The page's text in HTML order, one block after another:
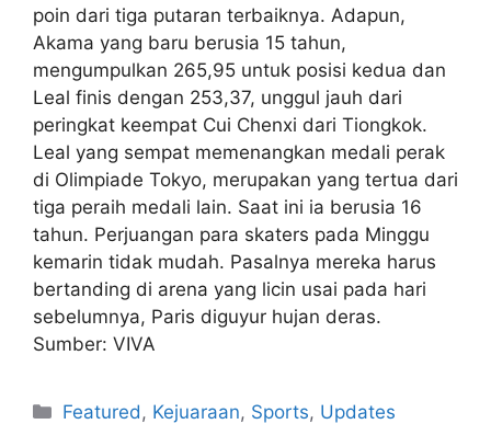
poin dari tiga putaran terbaiknya. Adapun,
Akama yang baru berusia 15 tahun,
mengumpulkan 265,95 untuk posisi kedua dan
Leal finis dengan 253,37, unggul jauh dari
peringkat keempat Cui Chenxi dari Tiongkok.
Leal yang sempat memenangkan medali perak
di Olimpiade Tokyo, merupakan yang tertua dari
tiga peraih medali lain. Saat ini ia berusia 16
tahun. Perjuangan para skaters pada Minggu
kemarin tidak mudah. Pasalnya mereka harus
bertanding di arena yang licin usai pada hari
sebelumnya, Paris diguyur hujan deras.
Sumber: VIVA
Featured , Kejuaraan, Sports, Updates